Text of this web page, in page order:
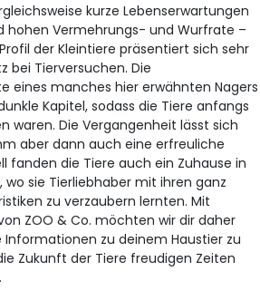
kurze Lebenserwartungen
hohen Vermehrungs- und Wurfrate –
der Kleintiere präsentiert sich sehr
bei Tierversuchen. Die
eines manches hier erwähnten Nagers
Kapitel, sodass die Tiere anfangs
waren. Die Vergangenheit lässt sich
aber dann auch eine erfreuliche
fanden die Tiere auch ein Zuhause in
wo sie Tierliebhaber mit ihren ganz
zu verzaubern lernten. Mit
ZOO & Co. möchten wir dir daher
zu deinem Haustier zu
Zukunft der Tiere freudigen Zeiten